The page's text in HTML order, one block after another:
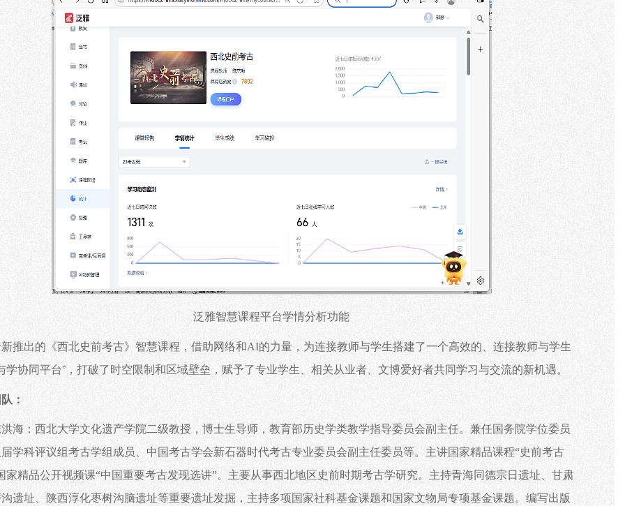
泛雅智慧课程平台学情分析功能
推出的《西北史前考古》智慧课程，借助网络和AI的力量，为连接教师与学生搭建了一个高效的、连接教师与学生
学协同平台”，打破了时空限制和区域壁垒，赋予了专业学生、相关从业者、文博爱好者共同学习与交流的新机遇。
：
海：西北大学文化遗产学院二级教授，博士生导师，教育部历史学类教学指导委员会副主任。兼任国务院学位委员
学科评议组考古学组成员、中国考古学会新石器时代考古专业委员会副主任委员等。主讲国家精品课程“史前考古
家精品公开视频课“中国重要考古发现选讲”。主要从事西北地区史前时期考古学研究。主持青海同德宗日遗址、甘肃
遗址、陕西淳化枣树沟脑遗址等重要遗址发掘，主持多项国家社科基金课题和国家文物局专项基金课题。编写出版